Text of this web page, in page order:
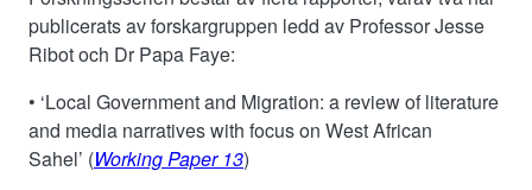
publicerats av forskargruppen ledd av Professor Jesse
Ribot och Dr Papa Faye:
• ‘Local Government and Migration: a review of literature
and media narratives with focus on West African
Sahel’ (Working Paper 13)